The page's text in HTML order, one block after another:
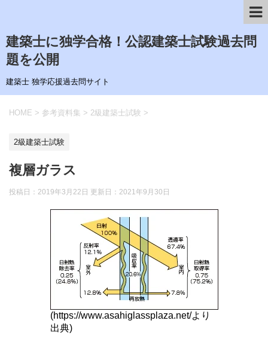
建築士に独学合格！公認建築士試験過去問
題を公開
建築士 独学応援過去問サイト
HOME > 参考資料集 > 2級建築士試験 >
2級建築士試験
複層ガラス
投稿日：2019年3月22日 更新日： 2021年9月30日
(https://www.asahiglassplaza.net/より
出典)